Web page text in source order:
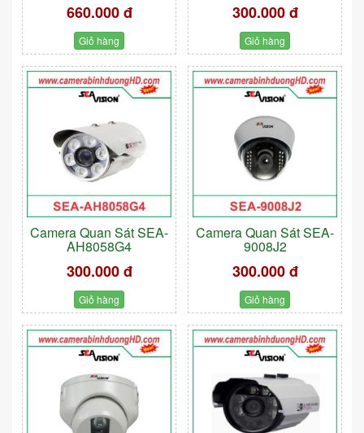
660.000 đ
Giỏ hàng
300.000 đ
Giỏ hàng
Camera Quan Sát SEA-
AH8058G4
300.000 đ
Giỏ hàng
Camera Quan Sát SEA-
9008J2
300.000 đ
Giỏ hàng